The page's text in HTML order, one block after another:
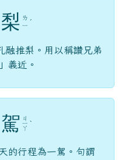
梨 ㄌ
ㄧ ˊ
融推梨。用以稱讚兄弟
義近。
駕 ㄐ
ㄧ
ㄚ
ˋ
的行程為一駕。句謂